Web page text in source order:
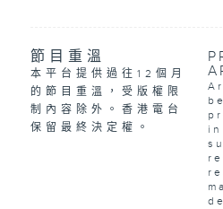
節目重溫
本平台提供過往12個月
的節目重溫，受版權限
制內容除外。香港電台
保留最終決定權。
in